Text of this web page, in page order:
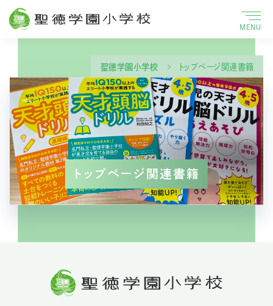
MENU
聖徳学園小学校 トップページ関連書籍
トップページ関連書籍